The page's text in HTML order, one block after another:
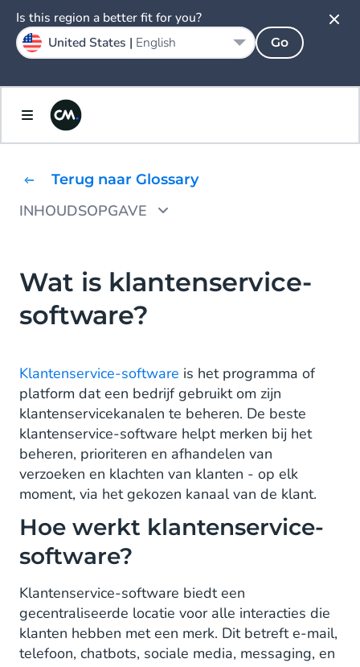
Terug naar Glossary
INHOUDSOPGAVE
Wat zijn de voordelen van klantenservice-
software?
Wat is klantenservice-
software?
Klantenservice-software is het programma of
platform dat een bedrijf gebruikt om zijn
klantenservicekanalen te beheren. De beste
klantenservice-software helpt merken bij het
beheren, prioriteren en afhandelen van
verzoeken en klachten van klanten - op elk
moment, via het gekozen kanaal van de klant.
Hoe werkt klantenservice-
software?
Klantenservice-software biedt een
gecentraliseerde locatie voor alle interacties die
klanten hebben met een merk. Dit betreft e-mail,
telefoon, chatbots, sociale media, messaging, en
Is this region a better fit for you?
United States | English Go